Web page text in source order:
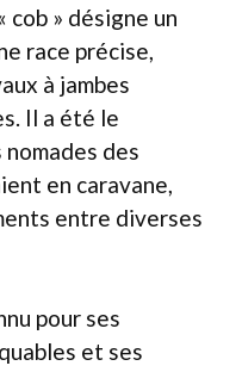
cob » désigne un
race précise,
à jambes
Il a été le
des
en caravane,
entre diverses
pour ses
et ses